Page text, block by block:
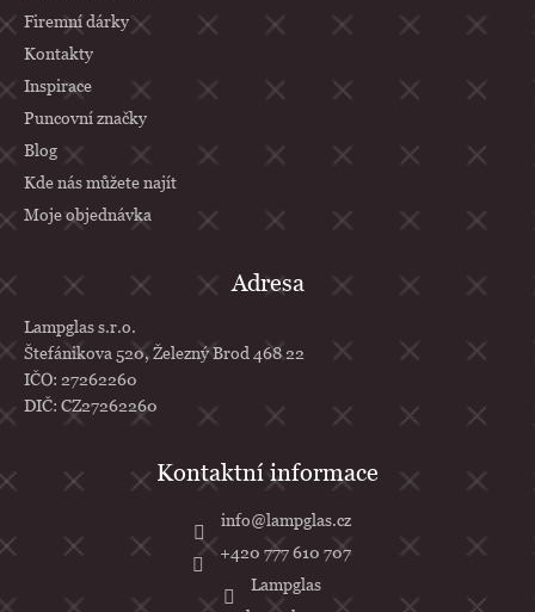
Firemní dárky
Kontakty
Inspirace
Puncovní značky
Blog
Kde nás můžete najít
Moje objednávka
Adresa
Lampglas s.r.o.
Štefánikova 520, Železný Brod 468 22
IČO: 27262260
DIČ: CZ27262260
info@lampglas.cz
+420 777 610 707
Lampglas